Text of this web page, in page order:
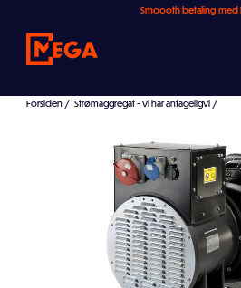
Smoooth betaling med
Forsiden / Strømaggregat - vi har antageligvis det
/